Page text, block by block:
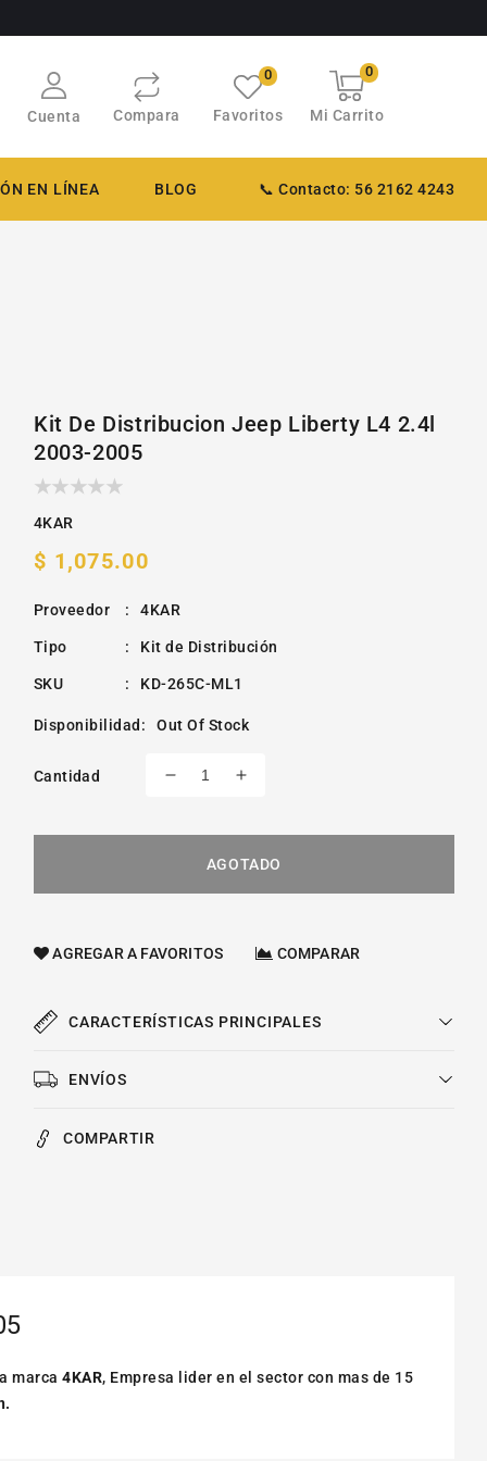
Cuenta Compara Favoritos
0 Carrito
00
artículos
Mi Carrito
EN LÍNEA BLOG 📞 Contacto: 56 2162 4243
Kit De Distribucion Jeep Liberty L4 2.4l
2003-2005
4KAR
Precio
$ 1,075.00
Proveedor : 4KAR
Tipo : Kit de Distribución
SKU : KD-265C-ML1
Disponibilidad : Out Of Stock
Cantidad
Reducir
para
Distribucion
Liberty
2003-
Aumentar
para
De
Distribucion
Liberty
L4
2003-
AGOTADO
AGREGAR A FAVORITOS COMPARAR
CARACTERÍSTICAS PRINCIPALES
ENVÍOS
COMPARTIR
marca4KAR, Empresa lider en el sector con mas de 15